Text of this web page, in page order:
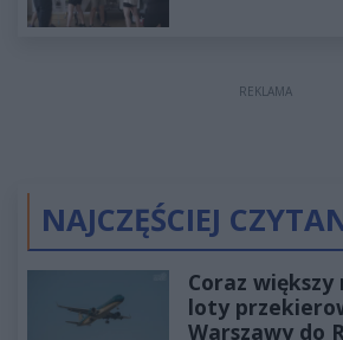
REKLAMA
NAJCZĘŚCIEJ
Coraz
loty
Warszawy do